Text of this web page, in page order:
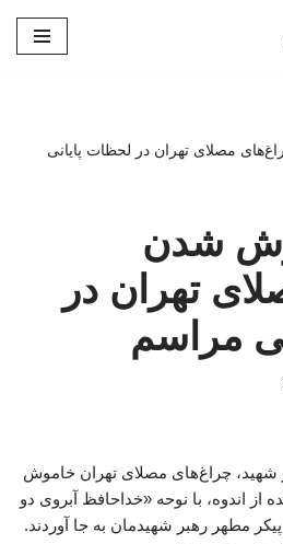
مصلای تهران در لحظات پایانی
شدن
تهران در
مراسم
شهید، چراغ‌های مصلای تهران خاموش
اندوه، با نوحه «خداحافظ آبروی دو
مطهر رهبر شهیدمان به جا آوردند.